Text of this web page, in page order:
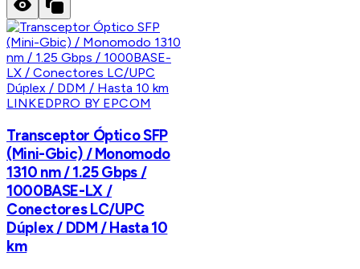
LINKEDPRO BY EPCOM
Transceptor Óptico SFP
(Mini-Gbic) / Monomodo
1310 nm / 1.25 Gbps /
1000BASE-LX /
Conectores LC/UPC
Dúplex / DDM / Hasta 10
km